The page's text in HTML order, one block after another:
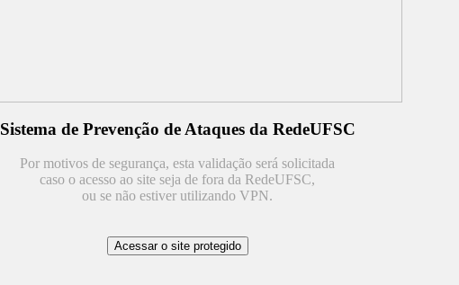
Sistema de Prevenção de Ataques da RedeUFSC
Por motivos de segurança, esta validação será solicitada
caso o acesso ao site seja de fora da RedeUFSC,
ou se não estiver utilizando VPN.